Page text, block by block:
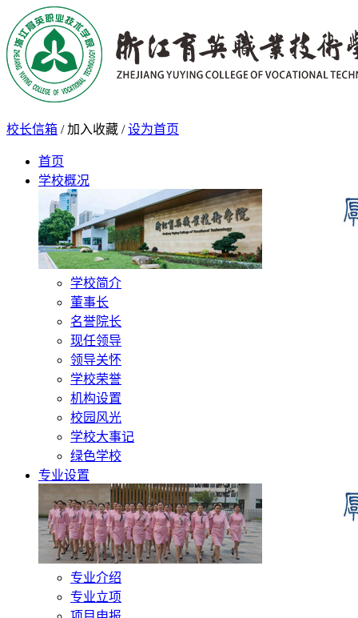
校长信箱 / 加入收藏 / 设为首页
首页
学校概况
学校简介
董事长
名誉院长
现任领导
领导关怀
学校荣誉
机构设置
校园风光
学校大事记
绿色学校
专业设置
专业介绍
专业立项